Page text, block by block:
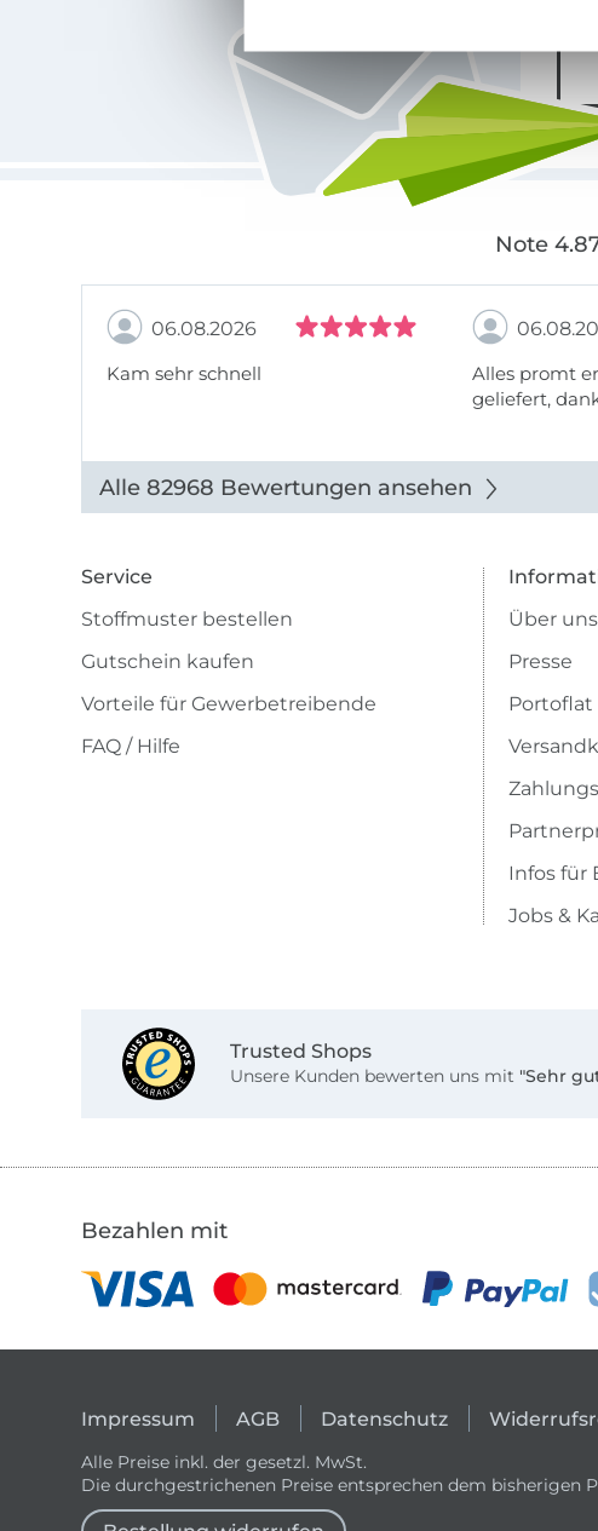
Note
06.08.2026
Kam sehr schnell
Alles promt
geliefert,
Alle 82968 Bewertungen ansehen
Service
Stoffmuster bestellen
Gutschein kaufen
Vorteile für Gewerbetreibende
FAQ / Hilfe
Über uns
Presse
Portoflat
Infos für
Jobs &
Trusted Shops
Unsere Kunden bewerten uns mit "Sehr
Bezahlen mit
Impressum AGB Datenschutz
Alle Preise inkl. der gesetzl. MwSt.
Die durchgestrichenen Preise entsprechen dem bisherigen